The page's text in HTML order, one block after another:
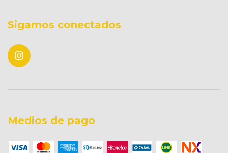
Sigamos conectados
Medios de pago